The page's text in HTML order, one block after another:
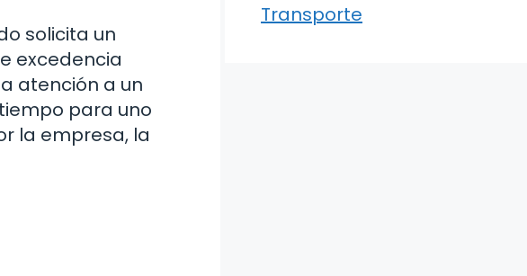
solicita un
excedencia
atención a un
para uno
la empresa, la
Transporte